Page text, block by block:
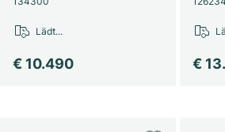
€ 10.490
Lädt...
€